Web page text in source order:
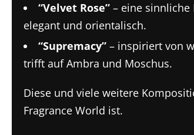
“Velvet Rose” – eine
elegant und orientalisch.
“Supremacy” – inspiriert von
trifft auf Ambra und Moschus.
Diese und viele weitere
Fragrance World ist.